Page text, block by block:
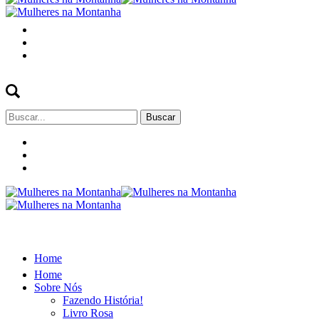
Buscar
por:
Home
Home
Sobre Nós
Fazendo História!
Livro Rosa